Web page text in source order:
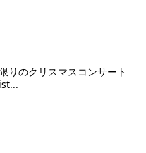
りのクリスマスコンサート